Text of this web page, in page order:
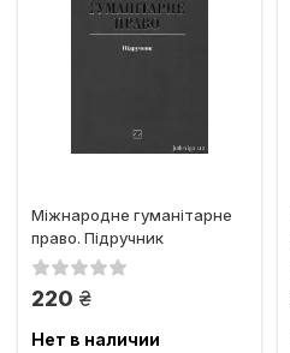
Міжнародне гуманітарне
право. Підручник
220 грн.
Нет в наличии